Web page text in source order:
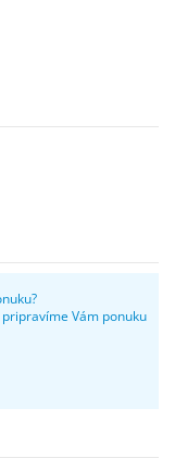
pripravíme Vám ponuku